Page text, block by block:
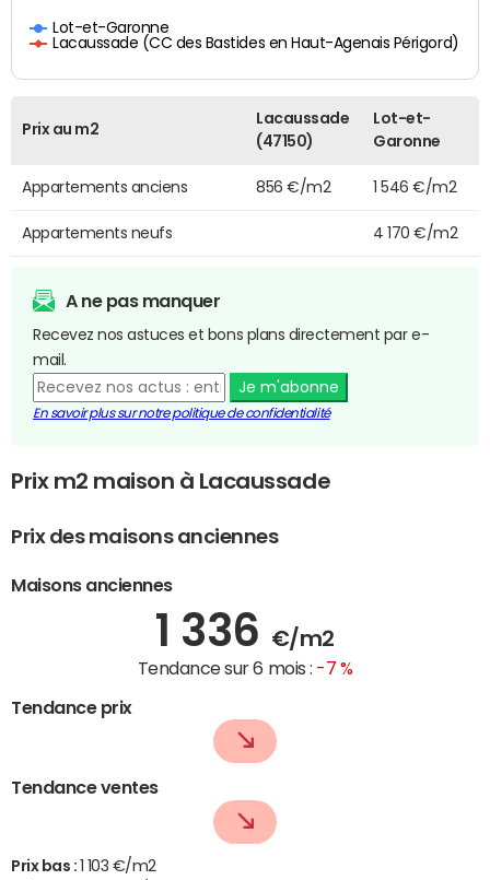
Lot-et-Garonne
Lacaussade (CC des Bastides en Haut-Agenais Périgord)
Prix au m2
Lacaussade
(47150)
Lot-et-
Garonne
Appartements anciens 856 €/m2 1 546 €/m2
Appartements neufs 4 170 €/m2
A ne pas manquer
Recevez nos astuces et bons plans directement par e-
mail.
Je m'abonne
En savoir plus sur notre politique de confidentialité
Prix m2 maison à Lacaussade
Prix des maisons anciennes
Maisons anciennes
1 336 €/m2
Tendance sur 6 mois : -7 %
Tendance prix
Tendance ventes
Prix bas :
1 103 €/m2